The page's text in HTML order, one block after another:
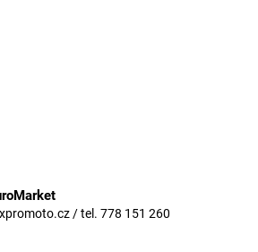
/ tel. 778 151 260